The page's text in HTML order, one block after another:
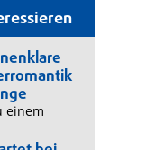
einem